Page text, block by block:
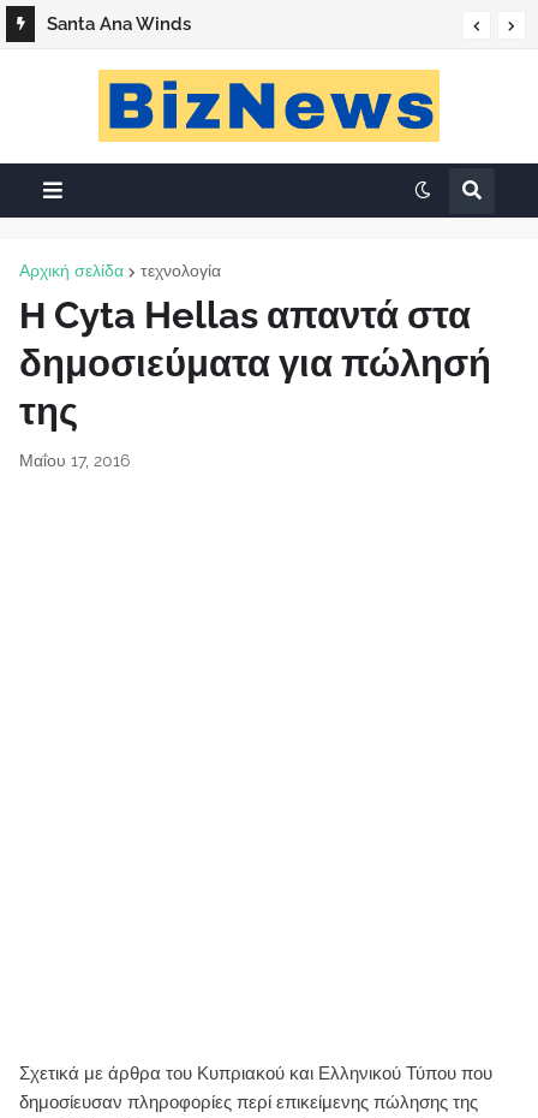
Santa Ana Winds
Αρχική σελίδα τεχνολογία
Η Cyta Hellas απαντά στα
δημοσιεύματα για πώλησή
της
Μαΐου 17, 2016
Σχετικά με άρθρα του Κυπριακού και Ελληνικού Τύπου που
δημοσίευσαν πληροφορίες περί επικείμενης πώλησης της